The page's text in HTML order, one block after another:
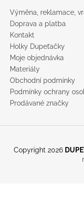
Výměna, reklamace,
Doprava a platba
Kontakt
Holky Dupeťačky
Moje objednávka
Materiály
Obchodní podmínky
Podmínky ochrany
Prodávané značky
Copyright 2026